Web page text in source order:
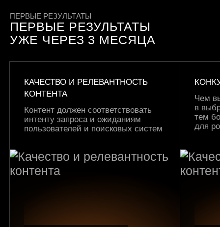
ПЕРВЫЕ РЕЗУЛЬТАТЫ
ПЕРВЫЕ РЕЗУЛЬТАТЫ
УЖЕ ЧЕРЕЗ 3 МЕСЯЦА
КАЧЕСТВО И РЕЛЕВАНТНОСТЬ
КОНТЕНТА
Контент должен соответствовать
интенту запроса и ожиданиям
пользователей и поисковых систем
Чем
в
тем
для